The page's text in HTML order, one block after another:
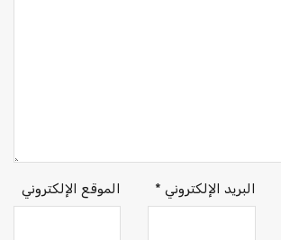
البريد الإلكتروني * الموقع الإلكتروني